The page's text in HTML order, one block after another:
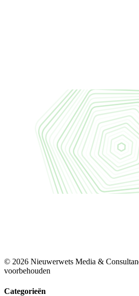
© 2026 Nieuwerwets Media &
voorbehouden
Categorieën